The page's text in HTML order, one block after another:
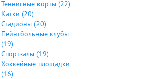
Теннисные корты (22)
Катки (20)
Стадионы (20)
Пейнтбольные клубы
(19)
Спортзалы (19)
Хоккейные площадки
(16)